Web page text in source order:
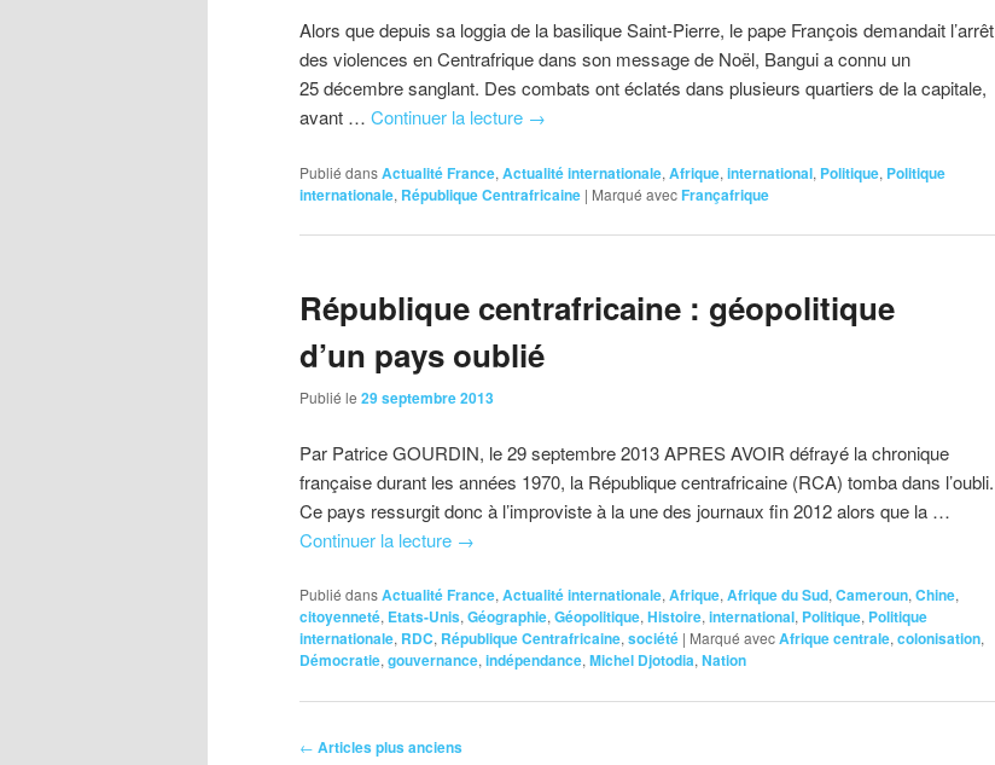
Alors que depuis sa loggia de la basilique Saint-Pierre, le pape François demandait l’arrêt
des violences en Centrafrique dans son message de Noël, Bangui a connu un
25 décembre sanglant. Des combats ont éclatés dans plusieurs quartiers de la capitale,
avant … Continuer la lecture →
Publié dansActualité France, Actualité internationale, Afrique, international, Politique, Politique
internationale, République Centrafricaine | Marqué avecFrançafrique
République centrafricaine : géopolitique
d’un pays oublié
Publié le 29 septembre 2013
Par Patrice GOURDIN, le 29 septembre 2013 APRES AVOIR défrayé la chronique
française durant les années 1970, la République centrafricaine (RCA) tomba dans l’oubli.
Ce pays ressurgit donc à l’improviste à la une des journaux fin 2012 alors que la …
Continuer la lecture →
Publié dansActualité France, Actualité internationale, Afrique, Afrique du Sud, Cameroun, Chine,
citoyenneté, Etats-Unis, Géographie, Géopolitique, Histoire, international, Politique, Politique
internationale, RDC, République Centrafricaine, société | Marqué avecAfrique centrale, colonisation,
Démocratie, gouvernance, indépendance, Michel Djotodia, Nation
Navigation
← Articles plus anciens